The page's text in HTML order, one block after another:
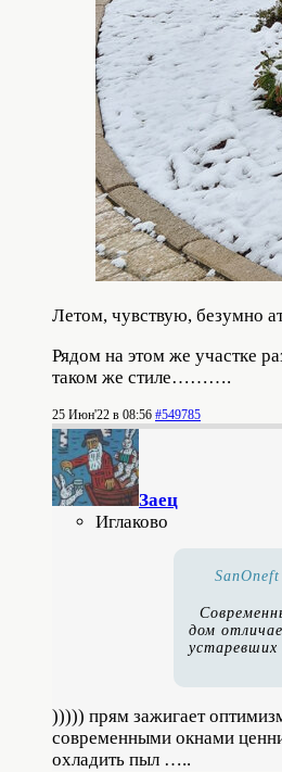
Летом, чувствую, безумно
Рядом на этом же участке
таком же стиле……….
25 Июн'22 в 08:56 #549785
Заец
Иглаково
дом
))))) прям зажигает
современными окнами
охладить пыл …..